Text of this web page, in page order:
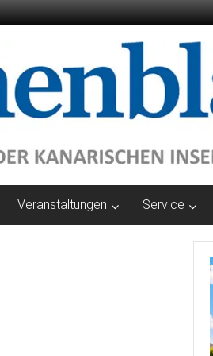
Veranstaltungen Service